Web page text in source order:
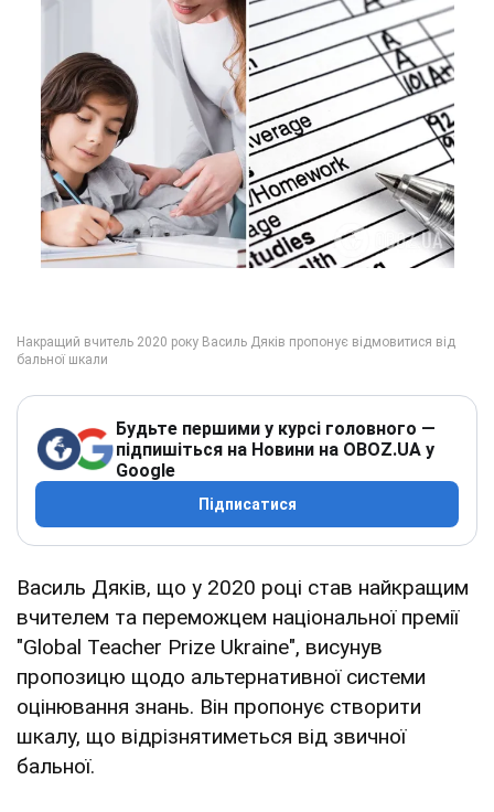
Будьте першими у курсі головного —
підпишіться на Новини на OBOZ.UA у
Google
Підписатися
Василь Дяків, що у 2020 році став найкращим
вчителем та переможцем національної премії
"Global Teacher Prize Ukraine", висунув
пропозицю щодо альтернативної системи
оцінювання знань. Він пропонує створити
шкалу, що відрізнятиметься від звичної
бальної.